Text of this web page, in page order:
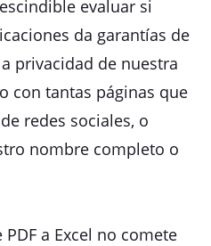
evaluar si
da garantías de
privacidad de nuestra
con tantas páginas que
redes sociales, o
nombre completo o
a Excel no comete